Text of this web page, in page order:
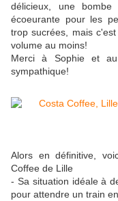
délicieux, une
écoeurante pour les
trop sucrées, mais
volume au moins!
Merci à Sophie et
sympathique!
Alors en définitive,
Coffee de Lille
- Sa situation idéale à
pour attendre un train